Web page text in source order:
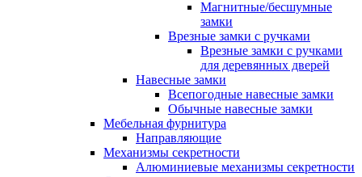
Магнитные/бесшумные
замки
Врезные замки с ручками
Врезные замки с ручками
для деревянных дверей
Навесные замки
Всепогодные навесные замки
Обычные навесные замки
Мебельная фурнитура
Направляющие
Механизмы секретности
Алюминиевые механизмы секретности